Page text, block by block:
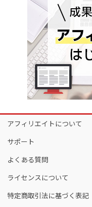
アフィリエイトについて
サポート
よくある質問
ライセンスについて
特定商取引法に基づく表記